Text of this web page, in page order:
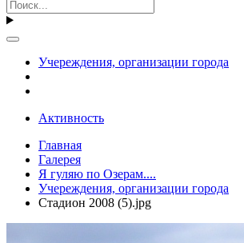
Учереждения, организации города
Активность
Главная
Галерея
Я гуляю по Озерам....
Учереждения, организации города
Стадион 2008 (5).jpg